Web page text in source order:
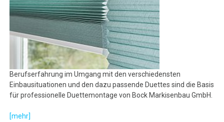
Berufserfahrung im Umgang mit den verschiedensten
Einbausituationen und den dazu passende Duettes sind die Basis
für professionelle Duettemontage von Bock Markisenbau GmbH.
[mehr]